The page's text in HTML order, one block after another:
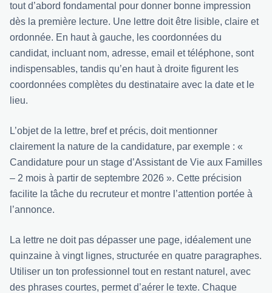
tout d’abord fondamental pour donner bonne impression
dès la première lecture. Une lettre doit être lisible, claire et
ordonnée. En haut à gauche, les coordonnées du
candidat, incluant nom, adresse, email et téléphone, sont
indispensables, tandis qu’en haut à droite figurent les
coordonnées complètes du destinataire avec la date et le
lieu.
L’objet de la lettre, bref et précis, doit mentionner
clairement la nature de la candidature, par exemple : «
Candidature pour un stage d’Assistant de Vie aux Familles
– 2 mois à partir de septembre 2026 ». Cette précision
facilite la tâche du recruteur et montre l’attention portée à
l’annonce.
La lettre ne doit pas dépasser une page, idéalement une
quinzaine à vingt lignes, structurée en quatre paragraphes.
Utiliser un ton professionnel tout en restant naturel, avec
des phrases courtes, permet d’aérer le texte. Chaque